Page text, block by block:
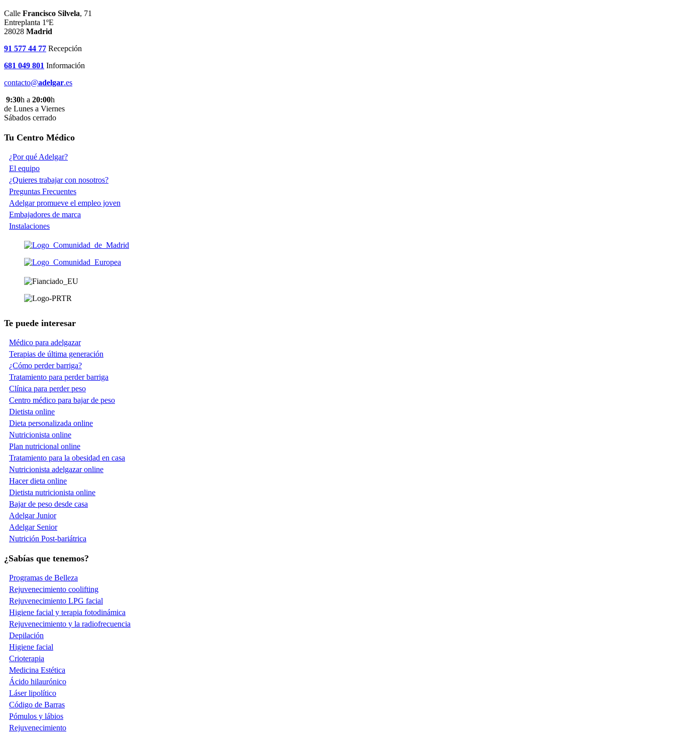
Calle Francisco Silvela, 71
Entreplanta 1ºE
28028 Madrid
91 577 44 77 Recepción
681 049 801 Información
contacto@adelgar.es
9:30h a 20:00h
de Lunes a Viernes
Sábados cerrado
Tu Centro Médico
¿Por qué Adelgar?
El equipo
¿Quieres trabajar con nosotros?
Preguntas Frecuentes
Adelgar promueve el empleo joven
Embajadores de marca
Instalaciones
Te puede interesar
Médico para adelgazar
Terapias de última generación
¿Cómo perder barriga?
Tratamiento para perder barriga
Clínica para perder peso
Centro médico para bajar de peso
Dietista online
Dieta personalizada online
Nutricionista online
Plan nutricional online
Tratamiento para la obesidad en casa
Nutricionista adelgazar online
Hacer dieta online
Dietista nutricionista online
Bajar de peso desde casa
Adelgar Junior
Adelgar Senior
Nutrición Post-bariátrica
¿Sabías que tenemos?
Programas de Belleza
Rejuvenecimiento coolifting
Rejuvenecimiento LPG facial
Higiene facial y terapia fotodinámica
Rejuvenecimiento y la radiofrecuencia
Depilación
Higiene facial
Crioterapia
Medicina Estética
Ácido hilaurónico
Láser lipolítico
Código de Barras
Pómulos y lábios
Rejuvenecimiento